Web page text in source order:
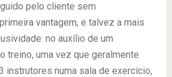
pelo cliente sem
vantagem, e talvez a mais
no auxílio de um
treino, uma vez que geralmente
instrutores numa sala de exercício,